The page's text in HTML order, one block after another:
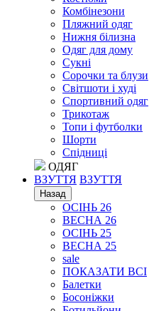
Комбінезони
Пляжний одяг
Нижня білизна
Одяг для дому
Сукні
Сорочки та блузи
Світшоти і худі
Спортивний одяг
Трикотаж
Топи і футболки
Шорти
Спідниці
ОДЯГ
ВЗУТТЯ ВЗУТТЯ
Назад
ОСІНЬ 26
ВЕСНА 26
ОСІНЬ 25
ВЕСНА 25
sale
ПОКАЗАТИ ВСІ
Балетки
Босоніжки